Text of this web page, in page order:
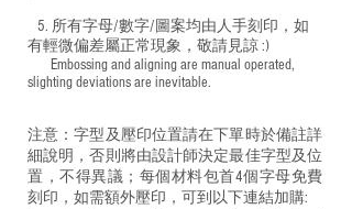
5. 所有字母/數字/圖案均由人手刻印，如
有輕微偏差屬正常現象，敬請見諒 :)
​ Embossing and aligning are manual operated,
slighting deviations are inevitable.
注意：字型及壓印位置請在下單時於備註詳
細說明，否則將由設計師決定最佳字型及位
置，不得異議；每個材料包首4個字母免費
刻印，如需額外壓印，可到以下連結加購: